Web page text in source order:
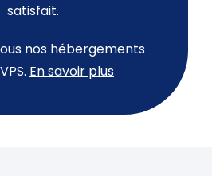
satisfait.
nos hébergements
En savoir plus